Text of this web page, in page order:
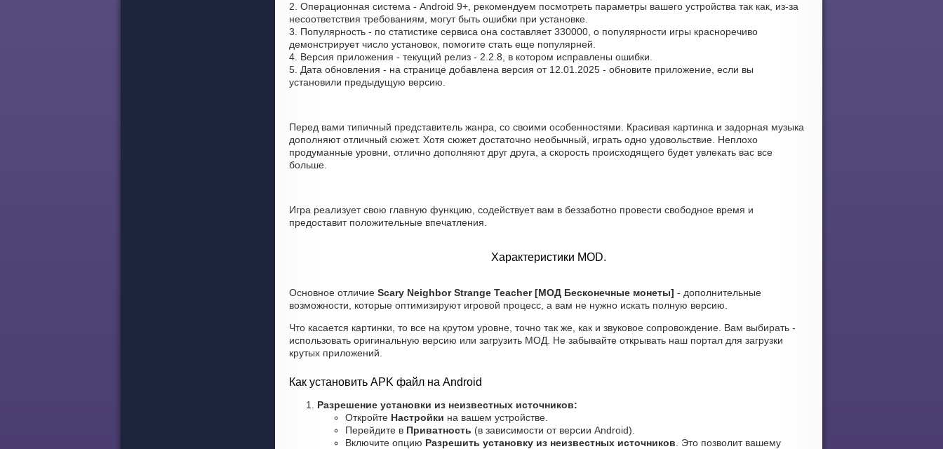
2. Операционная система - Android 9+, рекомендуем посмотреть параметры вашего устройства так как, из-за
несоответствия требованиям, могут быть ошибки при установке.
3. Популярность - по статистике сервиса она составляет 330000, о популярности игры красноречиво
демонстрирует число установок, помогите стать еще популярней.
4. Версия приложения - текущий релиз - 2.2.8, в котором исправлены ошибки.
5. Дата обновления - на странице добавлена версия от 12.01.2025 - обновите приложение, если вы
установили предыдущую версию.
Перед вами типичный представитель жанра, со своими особенностями. Красивая картинка и задорная музыка
дополняют отличный сюжет. Хотя сюжет достаточно необычный, играть одно удовольствие. Неплохо
продуманные уровни, отлично дополняют друг друга, а скорость происходящего будет увлекать вас все
больше.
Игра реализует свою главную функцию, содействует вам в беззаботно провести свободное время и
предоставит положительные впечатления.
Характеристики MOD.
Основное отличие Scary Neighbor Strange Teacher [МОД Бесконечные монеты] - дополнительные
возможности, которые оптимизируют игровой процесс, а вам не нужно искать полную версию.
Что касается картинки, то все на крутом уровне, точно так же, как и звуковое сопровождение. Вам выбирать -
использовать оригинальную версию или загрузить МОД. Не забывайте открывать наш портал для загрузки
крутых приложений.
Как установить APK файл на Android
Разрешение установки из неизвестных источников:
Откройте Настройки на вашем устройстве.
Перейдите в Приватность (в зависимости от версии Android).
Включите опцию Разрешить установку из неизвестных источников . Это позволит вашему